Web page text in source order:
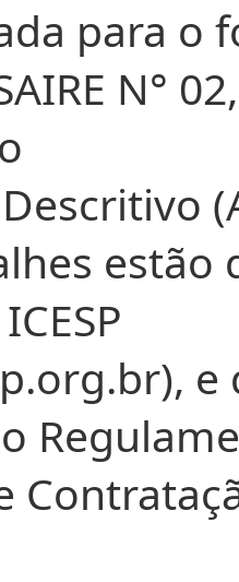
para o
N°
estão
e